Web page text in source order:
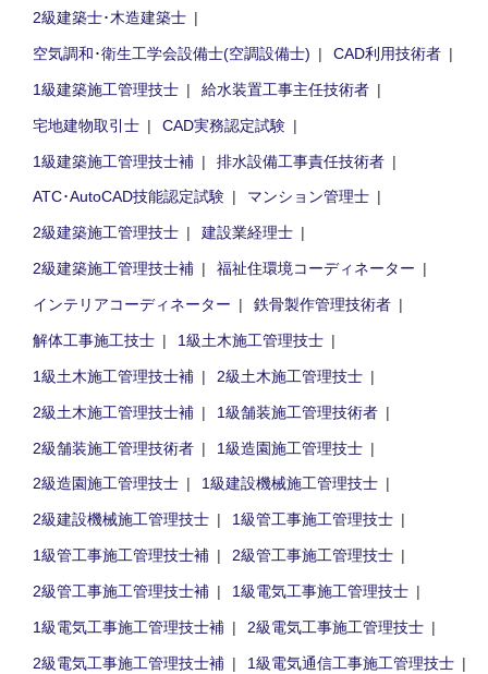
2級建築士･木造建築士
空気調和･衛生工学会設備士(空調設備士)
CAD利用技術者
1級建築施工管理技士
給水装置工事主任技術者
宅地建物取引士
CAD実務認定試験
1級建築施工管理技士補
排水設備工事責任技術者
ATC･AutoCAD技能認定試験
マンション管理士
2級建築施工管理技士
建設業経理士
2級建築施工管理技士補
福祉住環境コーディネーター
インテリアコーディネーター
鉄骨製作管理技術者
解体工事施工技士
1級土木施工管理技士
1級土木施工管理技士補
2級土木施工管理技士
2級土木施工管理技士補
1級舗装施工管理技術者
2級舗装施工管理技術者
1級造園施工管理技士
2級造園施工管理技士
1級建設機械施工管理技士
2級建設機械施工管理技士
1級管工事施工管理技士
1級管工事施工管理技士補
2級管工事施工管理技士
2級管工事施工管理技士補
1級電気工事施工管理技士
1級電気工事施工管理技士補
2級電気工事施工管理技士
2級電気工事施工管理技士補
1級電気通信工事施工管理技士